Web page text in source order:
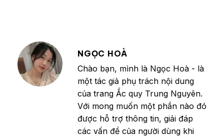
NGỌC HOÀ
Chào bạn, mình là Ngọc Hoà - là
một tác giả phụ trách nội dung
của trang Ắc quy Trung Nguyên.
Với mong muốn một phần nào đó
được hỗ trợ thông tin, giải đáp
các vấn đề của người dùng khi